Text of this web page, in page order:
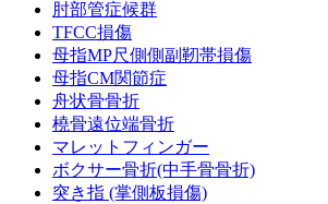
肘部管症候群
TFCC損傷
母指MP尺側側副靭帯損傷
母指CM関節症
舟状骨骨折
橈骨遠位端骨折
マレットフィンガー
ボクサー骨折(中手骨骨折)
突き指 (掌側板損傷)